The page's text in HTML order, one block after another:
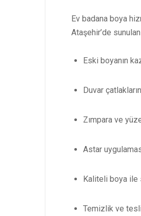
Ev badana boya
Ataşehir’de
Eski boyanın
Duvar
Zımpara ve
Astar
Kaliteli boya ile
Temizlik ve